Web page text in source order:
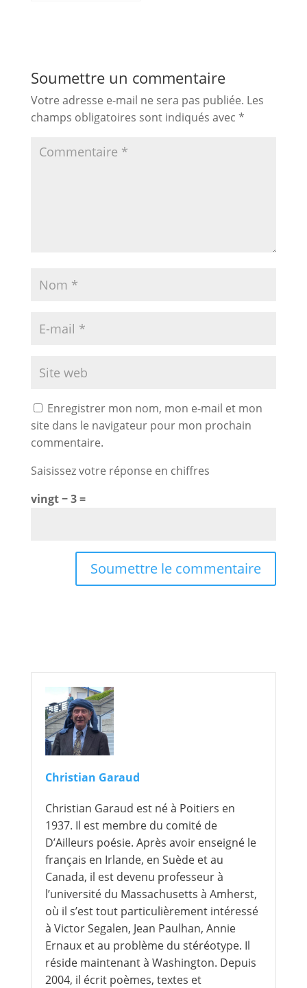
Soumettre un commentaire
Votre adresse e-mail ne sera pas publiée. Les
champs obligatoires sont indiqués avec *
Enregistrer mon nom, mon e-mail et mon
site dans le navigateur pour mon prochain
commentaire.
Saisissez votre réponse en chiffres
vingt − 3 =
Soumettre le commentaire
Christian Garaud
Christian Garaud est né à Poitiers en
1937. Il est membre du comité de
D’Ailleurs poésie. Après avoir enseigné le
français en Irlande, en Suède et au
Canada, il est devenu professeur à
l’université du Massachusetts à Amherst,
où il s’est tout particulièrement intéressé
à Victor Segalen, Jean Paulhan, Annie
Ernaux et au problème du stéréotype. Il
réside maintenant à Washington. Depuis
2004, il écrit poèmes, textes et